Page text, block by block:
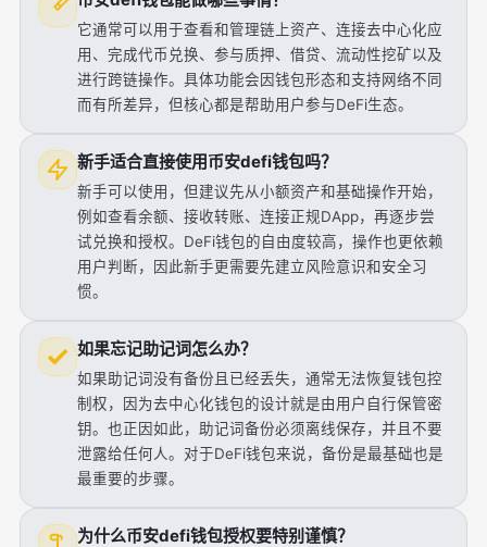
它通常可以用于查看和管理链上资产、连接去中心化应
用、完成代币兑换、参与质押、借贷、流动性挖矿以及
进行跨链操作。具体功能会因钱包形态和支持网络不同
而有所差异，但核心都是帮助用户参与DeFi生态。
新手适合直接使用币安defi钱包吗？
新手可以使用，但建议先从小额资产和基础操作开始，
例如查看余额、接收转账、连接正规DApp，再逐步尝
试兑换和授权。DeFi钱包的自由度较高，操作也更依赖
用户判断，因此新手更需要先建立风险意识和安全习
惯。
如果忘记助记词怎么办？
如果助记词没有备份且已经丢失，通常无法恢复钱包控
制权，因为去中心化钱包的设计就是由用户自行保管密
钥。也正因如此，助记词备份必须离线保存，并且不要
泄露给任何人。对于DeFi钱包来说，备份是最基础也是
最重要的步骤。
为什么币安defi钱包授权要特别谨慎？